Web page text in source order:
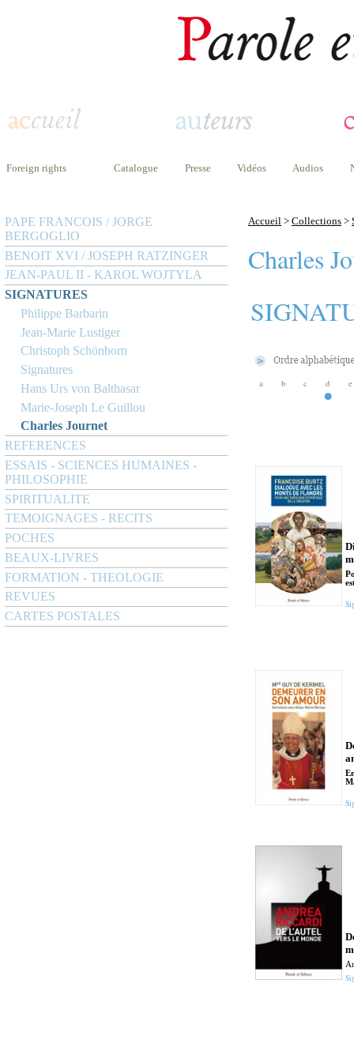
Foreign rights Catalogue Presse Vidéos Audios
PAPE FRANCOIS / JORGE
BERGOGLIO
BENOIT XVI / JOSEPH RATZINGER
JEAN-PAUL II - KAROL WOJTYLA
SIGNATURES
Philippe Barbarin
Jean-Marie Lustiger
Christoph Schönborn
Signatures
Hans Urs von Balthasar
Marie-Joseph Le Guillou
Charles Journet
REFERENCES
ESSAIS - SCIENCES HUMAINES -
PHILOSOPHIE
SPIRITUALITE
TEMOIGNAGES - RECITS
POCHES
BEAUX-LIVRES
FORMATION - THEOLOGIE
REVUES
CARTES POSTALES
Accueil > Collections >
Charles
a b c d e